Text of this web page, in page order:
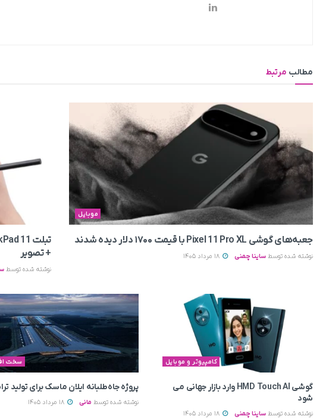
مطالب مرتبط
موبایل
جعبه‌های گوشی Pixel 11 Pro XL با قیمت ۱۷۰۰ دلار دیده شدند
نوشته شده توسط ساینا چمنی
+ تصویر
نوشته شده توسط
کامپیوتر و موبایل
گوشی HMD Touch AI وارد بازار جهانی می‌
شود
نوشته شده توسط ساینا چمنی
سخت
پروژه جاه‌طلبانه ایلان ماسک برای تولید
نوشته شده توسط مانی 18 مرداد 1405